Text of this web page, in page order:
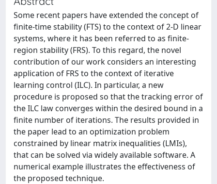
Some recent papers have extended the concept of
finite-time stability (FTS) to the context of 2-D linear
systems, where it has been referred to as finite-
region stability (FRS). To this regard, the novel
contribution of our work considers an interesting
application of FRS to the context of iterative
learning control (ILC). In particular, a new
procedure is proposed so that the tracking error of
the ILC law converges within the desired bound in a
finite number of iterations. The results provided in
the paper lead to an optimization problem
constrained by linear matrix inequalities (LMIs),
that can be solved via widely available software. A
numerical example illustrates the effectiveness of
the proposed technique.